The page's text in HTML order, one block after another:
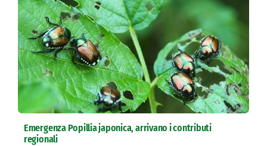
Emergenza Popillia japonica, arrivano i contributi
regionali